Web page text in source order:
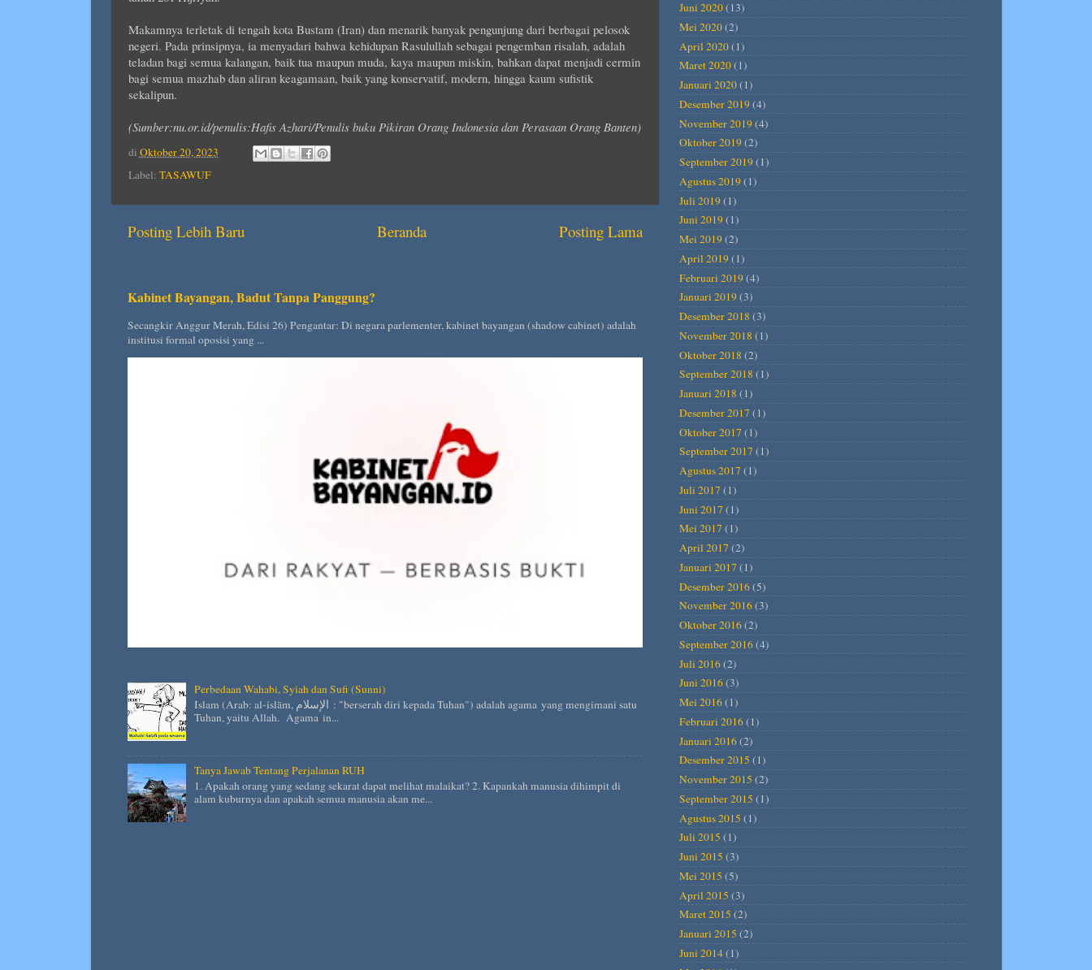
Makamnya terletak di tengah kota Bustam (Iran) dan menarik banyak pengunjung dari berbagai pelosok
negeri. Pada prinsipnya, ia menyadari bahwa kehidupan Rasulullah sebagai pengemban risalah, adalah
teladan bagi semua kalangan, baik tua maupun muda, kaya maupun miskin, bahkan dapat menjadi cermin
bagi semua mazhab dan aliran keagamaan, baik yang konservatif, modern, hingga kaum sufistik
sekalipun.
(Sumber:nu.or.id/penulis:Hafis Azhari/Penulis buku Pikiran Orang Indonesia dan Perasaan Orang Banten)
di Oktober 20, 2023
Label: TASAWUF
Posting Lebih Baru Posting Lama
Beranda
Kabinet Bayangan, Badut Tanpa Panggung?
Secangkir Anggur Merah, Edisi 26) Pengantar: Di negara parlementer, kabinet bayangan (shadow cabinet) adalah
institusi formal oposisi yang ...
Perbedaan Wahabi, Syiah dan Sufi (Sunni)
Islam (Arab: al-islām, الإسلام : "berserah diri kepada Tuhan") adalah agama yang mengimani satu
Tuhan, yaitu Allah. Agama in...
Tanya Jawab Tentang Perjalanan RUH
1. Apakah orang yang sedang sekarat dapat melihat malaikat? 2. Kapankah manusia dihimpit di
alam kuburnya dan apakah semua manusia akan me...
Juni 2020(13)
Mei 2020(2)
April 2020(1)
Maret 2020(1)
Januari 2020(1)
Desember 2019(4)
November 2019(4)
Oktober 2019(2)
September 2019(1)
Agustus 2019(1)
Juli 2019(1)
Juni 2019(1)
Mei 2019(2)
April 2019(1)
Februari 2019(4)
Januari 2019(3)
Desember 2018 (3)
November 2018 (1)
Oktober 2018 (2)
September 2018 (1)
Januari 2018 (1)
Desember 2017 (1)
Oktober 2017 (1)
September 2017 (1)
Agustus 2017 (1)
Juli 2017 (1)
Juni 2017 (1)
Mei 2017 (1)
April 2017 (2)
Januari 2017 (1)
Desember 2016(5)
November 2016(3)
Oktober 2016(2)
September 2016(4)
Juli 2016(2)
Juni 2016(3)
Mei 2016(1)
Februari 2016(1)
Januari 2016(2)
Desember 2015 (1)
November 2015 (2)
September 2015 (1)
Agustus 2015 (1)
Juli 2015 (1)
Juni 2015 (3)
Mei 2015 (5)
April 2015 (3)
Maret 2015 (2)
Januari 2015 (2)
Juni 2014(1)